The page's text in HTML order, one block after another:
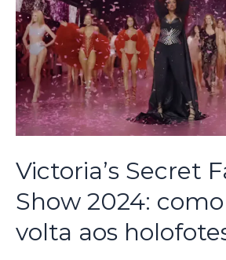
Victoria’s Secret
Show 2024:
volta aos